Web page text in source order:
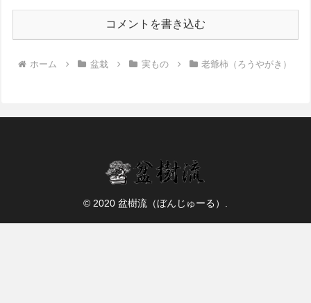
コメントを書き込む
ホーム 盆栽 実もの 老爺柿（ろうやがき）
© 2020 盆樹流（ぼんじゅーる）.